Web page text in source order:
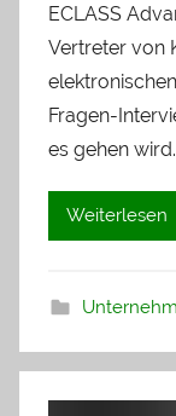
ECLASS
Vertreter von
Fragen-
es gehen wird.
Weiterlesen